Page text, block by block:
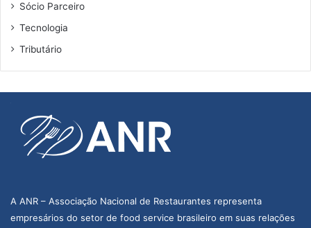
Sócio Parceiro
Tecnologia
Tributário
A ANR – Associação Nacional de Restaurantes representa
empresários do setor de food service brasileiro em suas relações